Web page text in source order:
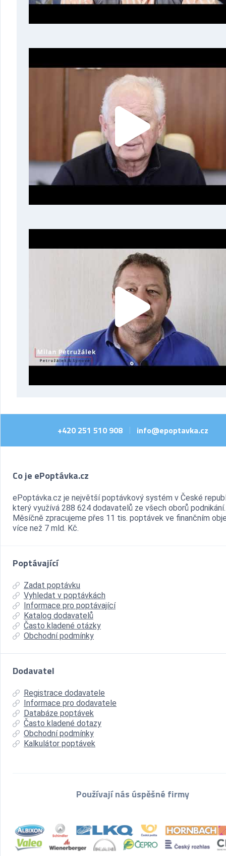
+420 251 510 908 info@epoptavka.cz
Co je ePoptávka.cz
ePoptávka.cz je největší poptávkový systém v České
který využívá 288 624 dodavatelů ze všech oborů podnikání.
Měsíčně zpracujeme přes 11 tis. poptávek ve finančním
více než 7 mld. Kč.
Poptávající
Zadat poptávku
Vyhledat v poptávkách
Informace pro poptávající
Katalog dodavatelů
Často kladené otázky
Obchodní podmínky
Dodavatel
Registrace dodavatele
Informace pro dodavatele
Databáze poptávek
Často kladené dotazy
Obchodní podmínky
Kalkulátor poptávek
Používají nás úspěšné firmy